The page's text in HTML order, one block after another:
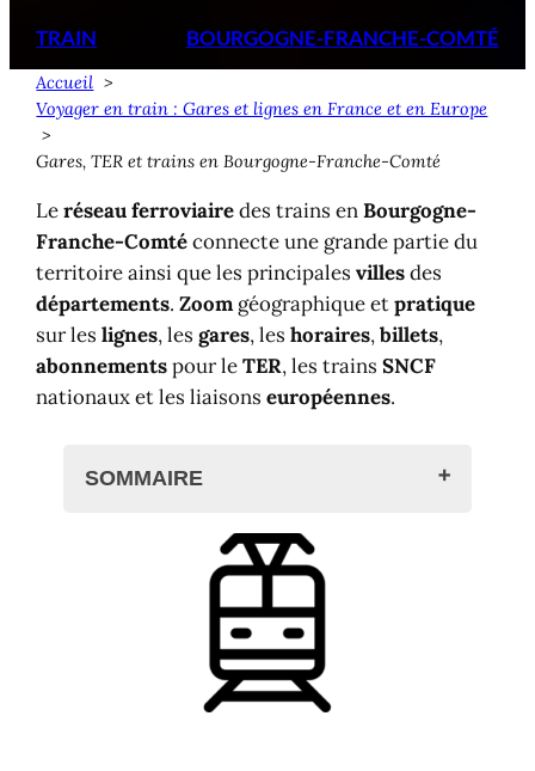
TRAIN BOURGOGNE-FRANCHE-COMTÉ
Accueil
Voyager en train : Gares et lignes en France et en Europe
Gares, TER et trains en Bourgogne-Franche-Comté
Leréseau ferroviairedes trains enBourgogne-
Franche-Comtéconnecte une grande partie du
territoire ainsi que les principalesvillesdes
départements.Zoomgéographique etpratique
sur leslignes, lesgares, leshoraires,billets,
abonnementspour leTER, les trainsSNCF
nationaux et les liaisonseuropéennes.
SOMMAIRE
Les trains en Bourgogne-Franche-
Lignes et horaires des trains
Carte ferroviaire de Bourgogne-
Franche-Comté
Carte du réseau